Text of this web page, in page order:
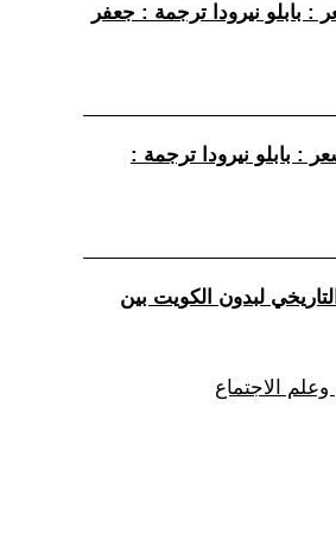
: بابلو نيرودا ترجمة : جعفر
شعر : بابلو نيرودا ترجمة :
لبدون الكويت بين
الاجتماع